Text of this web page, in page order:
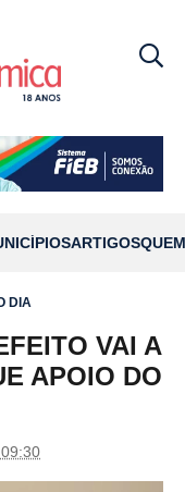
ARTIGOS
DIA
VAI A
APOIO DO